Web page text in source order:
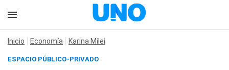
Inicio Economía Karina Milei
ESPACIO PÚBLICO-PRIVADO